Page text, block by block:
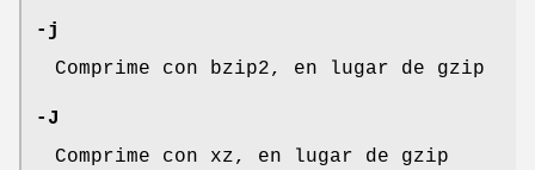
-j
Comprime con bzip2, en lugar de gzip
-J
Comprime con xz, en lugar de gzip